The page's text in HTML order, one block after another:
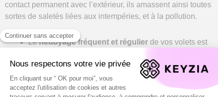
contact permanent avec l’extérieur, ils amassent ainsi toutes
sortes de saletés liées aux intempéries, et à la pollution.
Lenettoyage fréquent et régulier de vos volets est
Dans le cas où votre maison, serait fréquemment
exposée à la pluie, à la neige ou à la grêle, vous êtes
obligé de nettoyer votre volet régulièrement. Il est